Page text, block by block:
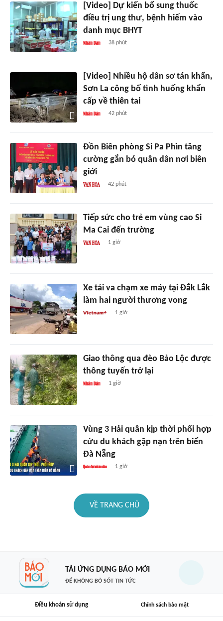
[Video] Dự kiến bổ sung thuốc
điều trị ung thư, bệnh hiếm vào
danh mục BHYT
38 phút
[Video] Nhiều hộ dân sơ tán khẩn,
Sơn La công bố tình huống khẩn
cấp về thiên tai
42 phút
Đồn Biên phòng Si Pa Phìn tăng
cường gắn bó quân dân nơi biên
giới
42 phút
Tiếp sức cho trẻ em vùng cao Si
Ma Cai đến trường
1 giờ
Xe tải va chạm xe máy tại Đắk Lắk
làm hai người thương vong
1 giờ
Giao thông qua đèo Bảo Lộc được
thông tuyến trở lại
1 giờ
Vùng 3 Hải quân kịp thời phối hợp
cứu du khách gặp nạn trên biển
Đà Nẵng
1 giờ
VỀ TRANG CHỦ
TẢI ỨNG DỤNG BÁO MỚI
ĐỂ KHÔNG BỎ SÓT TIN TỨC
Điều khoản sử dụng Chính sách bảo mật